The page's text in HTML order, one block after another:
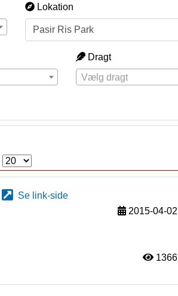
Lokation
Dragt
Vælg dragt
Se link-side
2015-04-02
1366